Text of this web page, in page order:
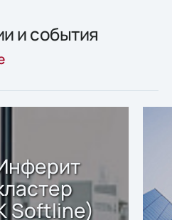
и события
Softline)